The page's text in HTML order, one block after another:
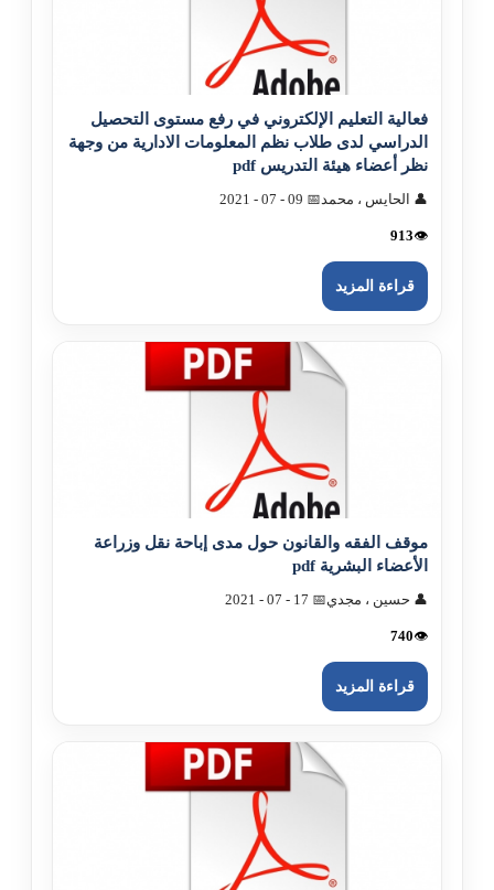
فعالية التعليم الإلکتروني في رفع مستوى التحصيل
الدراسي لدى طلاب نظم المعلومات الادارية من وجهة
نظر أعضاء هيئة التدريس pdf
👤 الحايس ، محمد 📅 09 - 07 - 2021
👁️
913
قراءة المزيد
موقف الفقه والقانون حول مدى إباحة نقل وزراعة
الأعضاء البشرية pdf
👤 حسين ، مجدي📅 17 - 07 - 2021
👁️
740
قراءة المزيد